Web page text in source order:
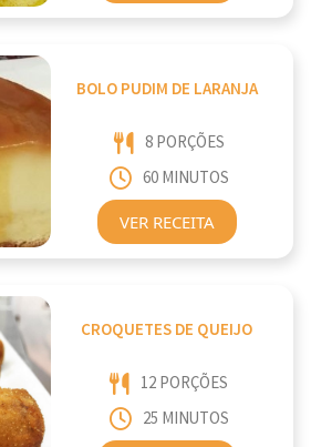
BOLO PUDIM DE LARANJA
8 PORÇÕES
60 MINUTOS
VER RECEITA
CROQUETES DE QUEIJO
12 PORÇÕES
25 MINUTOS